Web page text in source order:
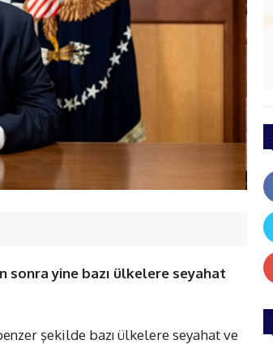
sonra yine bazı ülkelere seyahat
şekilde bazı ülkelere seyahat ve